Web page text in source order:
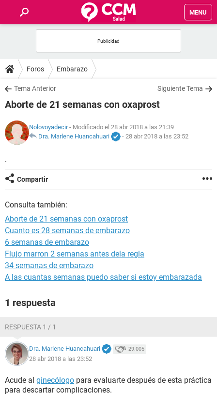
MENU
FOROS
SALUD
NUTRICIÓN
BIENESTAR
SEXUALIDAD
Foros Embarazo
Tema Anterior Siguiente Tema
Aborte de 21 semanas con oxaprost
Nolovoyadecir- Modificado el 28 abr 2018 a las 21:39
Dra. Marlene Huancahuari
- 28 abr 2018 a las 23:52
.
Compartir
Consulta también:
Aborte de 21 semanas con oxaprost
Cuanto es 28 semanas de embarazo
6 semanas de embarazo
Flujo marron 2 semanas antes dela regla
34 semanas de embarazo
A las cuantas semanas puedo saber si estoy embarazada
1 respuesta
RESPUESTA 1 / 1
Dra. Marlene Huancahuari 29.005
28 abr 2018 a las 23:52
Acude al ginecólogo para evaluarte después de esta práctica
para descartar complicaciones.